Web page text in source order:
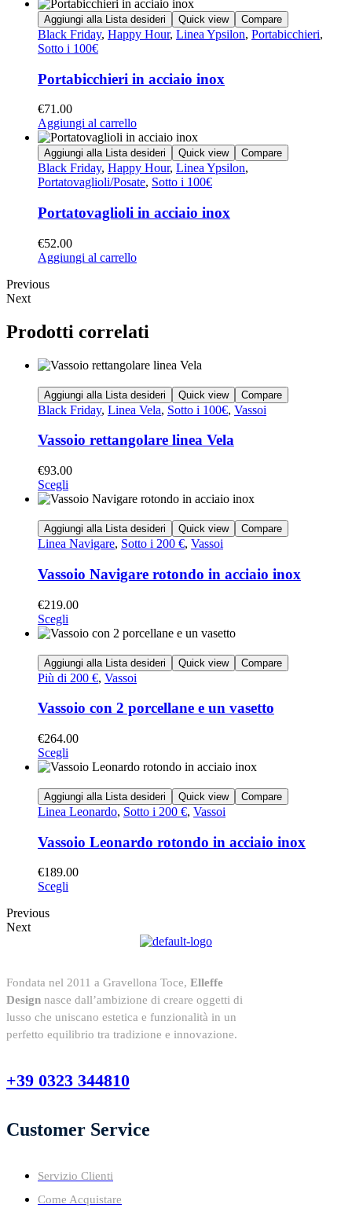
Aggiungi alla Lista desideri Quick view Compare
Black Friday, Happy Hour, Linea Ypsilon, Portabicchieri,
Sotto i 100€
Portabicchieri in acciaio inox
€71.00
Aggiungi al carrello
Aggiungi alla Lista desideri Quick view Compare
Black Friday, Happy Hour, Linea Ypsilon,
Portatovaglioli/Posate, Sotto i 100€
Portatovaglioli in acciaio inox
€52.00
Aggiungi al carrello
Previous
Next
Prodotti correlati
Aggiungi alla Lista desideri Quick view Compare
Black Friday, Linea Vela, Sotto i 100€, Vassoi
Vassoio rettangolare linea Vela
€93.00
Scegli
Aggiungi alla Lista desideri Quick view Compare
Linea Navigare, Sotto i 200 €, Vassoi
Vassoio Navigare rotondo in acciaio inox
€219.00
Scegli
Aggiungi alla Lista desideri Quick view Compare
Più di 200 €, Vassoi
Vassoio con 2 porcellane e un vasetto
€264.00
Scegli
Aggiungi alla Lista desideri Quick view Compare
Linea Leonardo, Sotto i 200 €, Vassoi
Vassoio Leonardo rotondo in acciaio inox
€189.00
Scegli
Previous
Next
Fondata nel 2011 a Gravellona Toce, Elleffe
Design nasce dall’ambizione di creare oggetti di
lusso che uniscano estetica e funzionalità in un
perfetto equilibrio tra tradizione e innovazione.
+39 0323 344810
Customer Service
Servizio Clienti
Come Acquistare